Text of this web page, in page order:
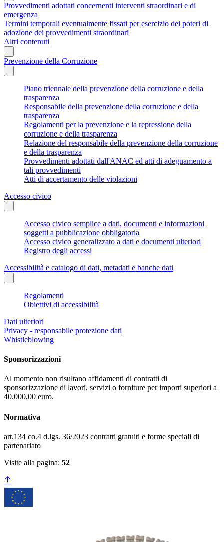
Provvedimenti adottati concernenti interventi straordinari e di
emergenza
Termini temporali eventualmente fissati per esercizio dei poteri di
adozione dei provvedimenti straordinari
Altri contenuti
Prevenzione della Corruzione
Piano triennale della prevenzione della corruzione e della
trasparenza
Responsabile della prevenzione della corruzione e della
trasparenza
Regolamenti per la prevenzione e la repressione della
corruzione e della trasparenza
Relazione del responsabile della prevenzione della corruzione
e della trasparenza
Provvedimenti adottati dall'ANAC ed atti di adeguamento a
tali provvedimenti
Atti di accertamento delle violazioni
Accesso civico
Accesso civico semplice a dati, documenti e informazioni
soggetti a pubblicazione obbligatoria
Accesso civico generalizzato a dati e documenti ulteriori
Registro degli accessi
Accessibilità e catalogo di dati, metadati e banche dati
Regolamenti
Obiettivi di accessibilità
Dati ulteriori
Privacy - responsabile protezione dati
Whistleblowing
Sponsorizzazioni
Al momento non risultano affidamenti di contratti di
sponsorizzazione di lavori, servizi o forniture per importi superiori a
40.000,00 euro.
Normativa
art.134 co.4 d.lgs. 36/2023 contratti gratuiti e forme speciali di
partenariato
Visite alla pagina: 52